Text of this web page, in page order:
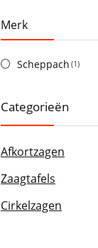
Merk
Scheppach (1)
Categorieën
Afkortzagen
Zaagtafels
Cirkelzagen